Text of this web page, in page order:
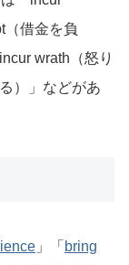
（借金を負
wrath（怒り
）」などがあ
」「 bring